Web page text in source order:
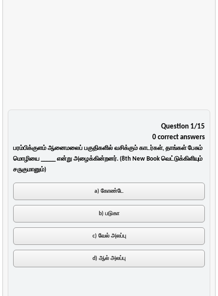
Question 1/15
0 correct answers
பரம்பிக்குளம் ஆனைமலைப் பகுதிகளில் வசிக்கும் காடர்கள், தாங்கள் பேசும்
மொழியை _____ என்று அழைக்கின்றனர். (8th New Book வெட்டுக்கிளியும்
சருகுமானும்)
a) கோண்டே
b) படுகா
c) வேல் அலப்பு
d) ஆல் அலப்பு